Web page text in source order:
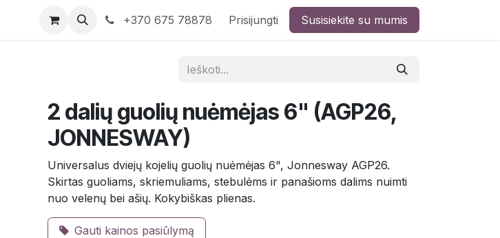
+370 675 78878 Prisijungti Susisiekite su mumis
2 dalių guolių nuėmėjas 6" (AGP26,
JONNESWAY)
Universalus dviejų kojelių guolių nuėmėjas 6", Jonnesway AGP26.
Skirtas guoliams, skriemuliams, stebulėms ir panašioms dalims nuimti
nuo velenų bei ašių. Kokybiškas plienas.
Gauti kainos pasiūlymą